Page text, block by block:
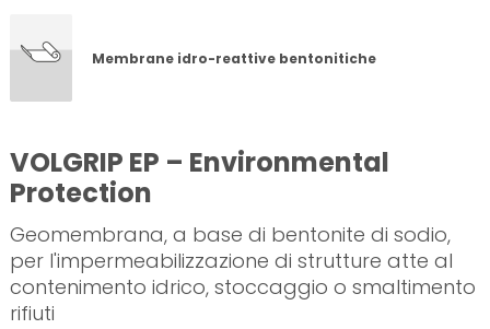
Membrane idro-reattive bentonitiche
VOLGRIP EP – Environmental
Protection
Geomembrana, a base di bentonite di sodio,
per l'impermeabilizzazione di strutture atte al
contenimento idrico, stoccaggio o smaltimento
rifiuti